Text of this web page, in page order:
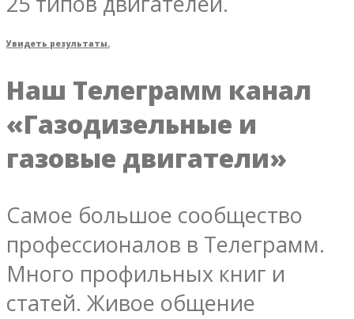
Увидеть результаты.
Наш Телеграмм канал
«Газодизельные и
газовые двигатели»
Самое большое сообщество
профессионалов в Телеграмм.
Много профильных книг и
статей. Живое общение